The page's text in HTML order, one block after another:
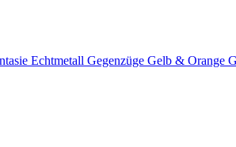
Echtmetall Gegenzüge Gelb & Orange